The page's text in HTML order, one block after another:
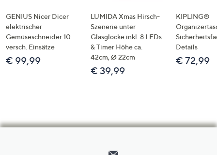
GENIUS Nicer Dicer
elektrischer
Gemüseschneider 10
versch. Einsätze
€ 99,99
LUMIDA Xmas Hirsch-
Szenerie unter
Glasglocke inkl. 8 LEDs
& Timer Höhe ca.
42cm, Ø 22cm
€ 39,99
KIPLING®
Details
€ 72,99